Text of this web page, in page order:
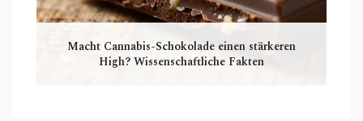
Macht Cannabis-Schokolade einen stärkeren
High? Wissenschaftliche Fakten